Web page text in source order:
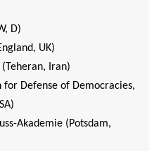
D)
UK)
(Teheran, Iran)
for Defense of Democracies,
Akademie (Potsdam,